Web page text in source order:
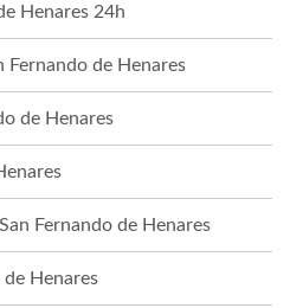
Henares 24h
Fernando de Henares
de Henares
Fernando de Henares
de Henares